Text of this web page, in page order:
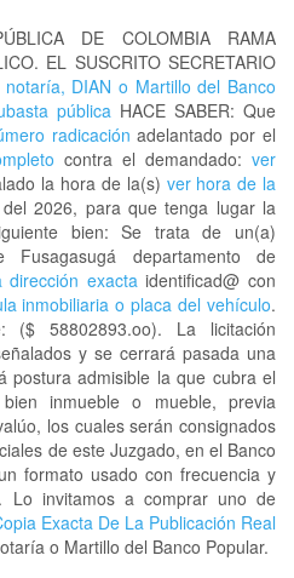
DE COLOMBIA RAMA
EL SUSCRITO SECRETARIO
DIAN o Martillo del Banco
públicaHACE SABER: Que
radicación adelantado por el
contra el demandado: ver
la hora de la(s) ver hora de la
2026, para que tenga lugar la
bien: Se trata de un(a)
departamento de
dirección exactaidentificad@ con
inmobiliaria o placa del vehículo.
58802893.oo). La licitación
y se cerrará pasada una
postura admisible la que cubra el
inmueble o mueble, previa
los cuales serán consignados
de este Juzgado, en el Banco
formato usado con frecuencia y
Lo invitamos a comprar uno de
Exacta De La Publicación Real
o Martillo del Banco Popular.